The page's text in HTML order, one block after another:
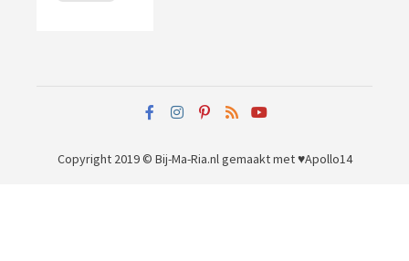
Copyright 2019 © Bij-Ma-Ria.nlgemaakt met ♥Apollo14